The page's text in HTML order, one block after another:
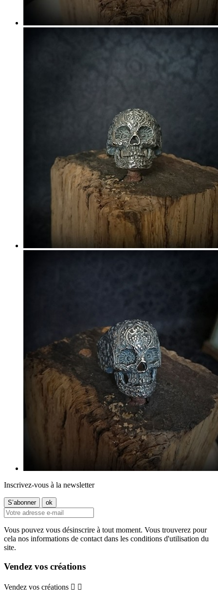
Inscrivez-vous à la newsletter
Vous pouvez vous désinscrire à tout moment. Vous trouverez pour
cela nos informations de contact dans les conditions d'utilisation du
site.
Vendez vos créations
Vendez vos créations  